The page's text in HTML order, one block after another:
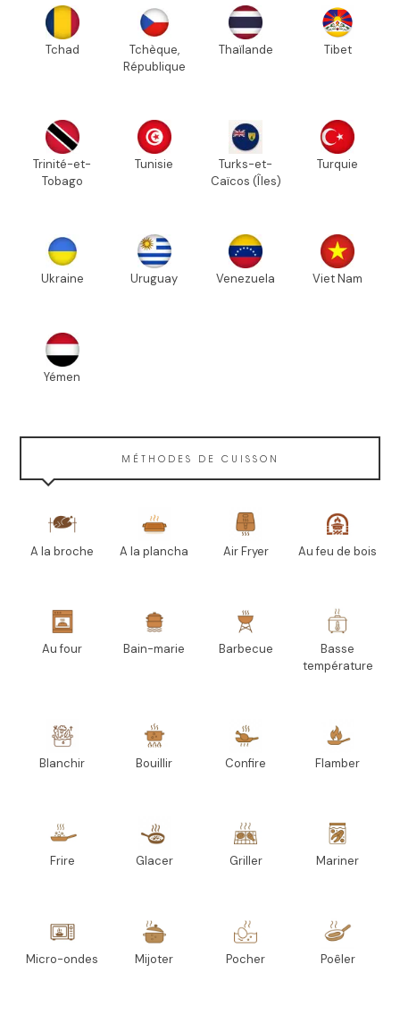
Tchad
Tchèque,
République
Thaïlande Tibet
Trinité-et-
Tobago
Tunisie
Turks-et-
Caïcos (Îles)
Turquie
Ukraine Uruguay Venezuela Viet Nam
Yémen
MÉTHODES DE CUISSON
A la broche A la plancha Air Fryer Au feu de bois
Au four Bain-marie Barbecue
Basse
température
Blanchir Bouillir Confire Flamber
Frire Glacer Griller Mariner
Micro-ondes Mijoter Pocher Poêler